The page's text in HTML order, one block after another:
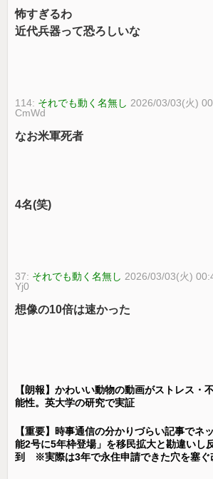
怖すぎるわ
近代兵器って恐ろしいな
114: それでも動く名無し 2026/03/03(火)
CmWd
なお米軍死者
4名(笑)
37: それでも動く名無し 2026/03/03(火)
Yj0
想像の10倍は速かった
【朗報】かわいい動物の動画がストレス・
能性。英大学の研究で実証
【重要】時事通信の分かりづらい記事でネ
能2号に5年枠登場」を移民拡大と勘違いし
到 ※実際は3年で永住申請できた穴を塞ぐ